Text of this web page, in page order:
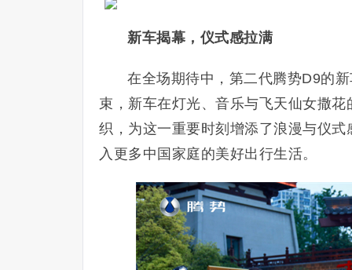
新车揭幕，仪式感拉满
在全场期待中，第二代腾势D9的
束，新车在灯光、音乐与飞天仙女撒
织，为这一重要时刻增添了浪漫与仪
入更多中国家庭的美好出行生活。